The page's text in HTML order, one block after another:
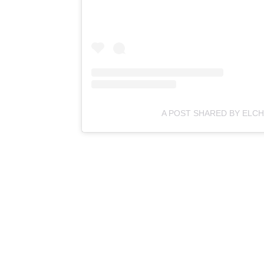
A POST SHARED BY